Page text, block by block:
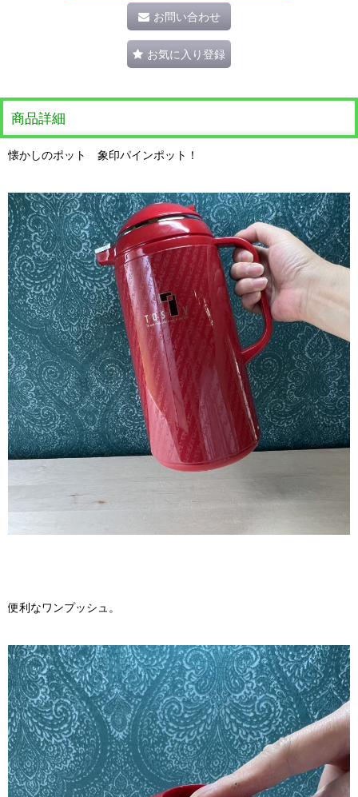
お問い合わせ
お気に入り登録
商品詳細
懐かしのポット 象印パインポット！
便利なワンプッシュ。